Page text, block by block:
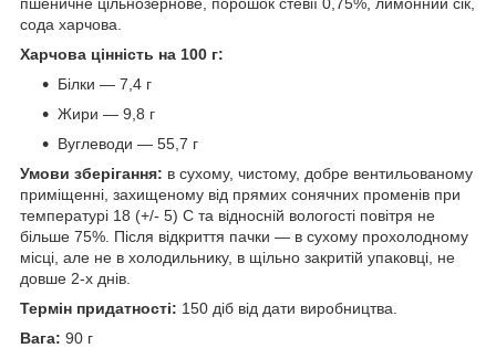
сода харчова.
Харчова цінність на 100 г:
Білки — 7,4 г
Жири — 9,8 г
Вуглеводи — 55,7 г
Умови зберігання: в сухому, чистому, добре вентильованому
приміщенні, захищеному від прямих сонячних променів при
температурі 18 (+/- 5) С та відносній вологості повітря не
більше 75%. Після відкриття пачки — в сухому прохолодному
місці, але не в холодильнику, в щільно закритій упаковці, не
довше 2-х днів.
Термін придатності: 150 діб від дати виробництва.
Вага: 90 г